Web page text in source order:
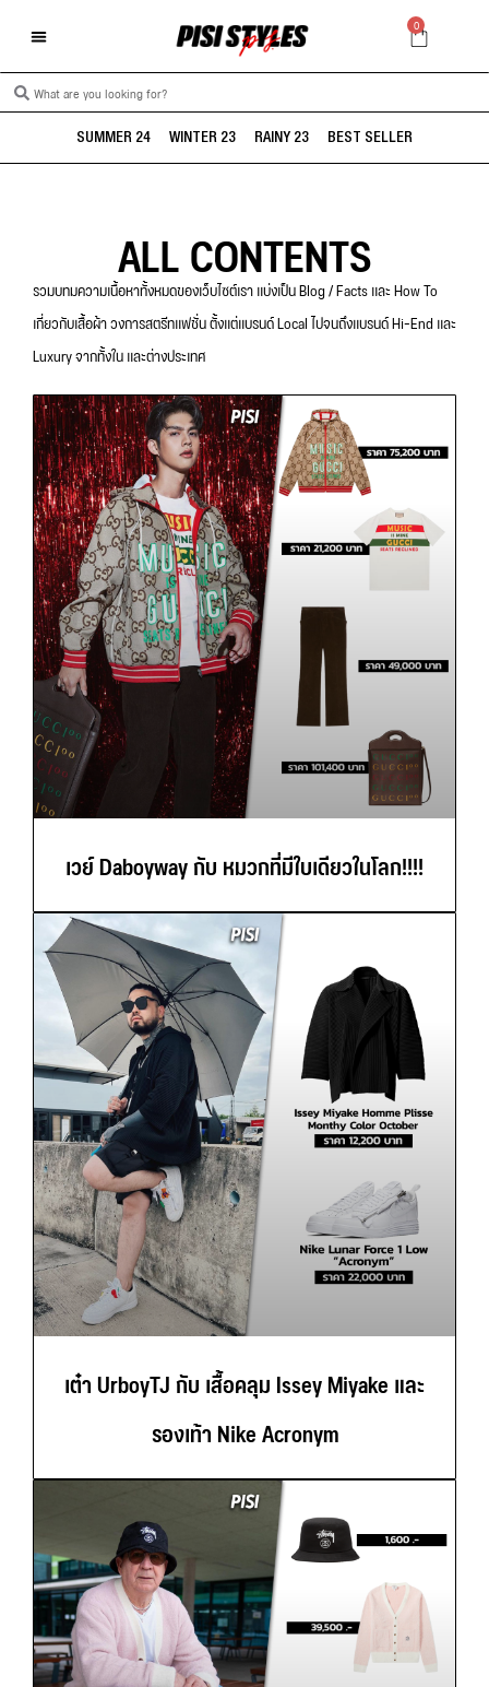
0
SUMMER 24 WINTER 23 RAINY 23 BEST SELLER
ALL CONTENTS
รวมบทมความเนื้อหาทั้งหมดของเว็บไซต์เรา แบ่งเป็น Blog / Facts และ How To
เกี่ยวกับเสื้อผ้า วงการสตรีทแฟชั่น ตั้งแต่แบรนด์ Local ไปจนถึงแบรนด์ Hi-End และ
Luxury จากทั้งใน และต่างประเทศ
เวย์ Daboyway กับ หมวกที่มีใบเดียวในโลก!!!!
เต๋า UrboyTJ กับ เสื้อคลุม Issey Miyake และ
รองเท้า Nike Acronym